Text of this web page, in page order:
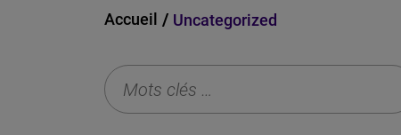
Accueil Uncategorized